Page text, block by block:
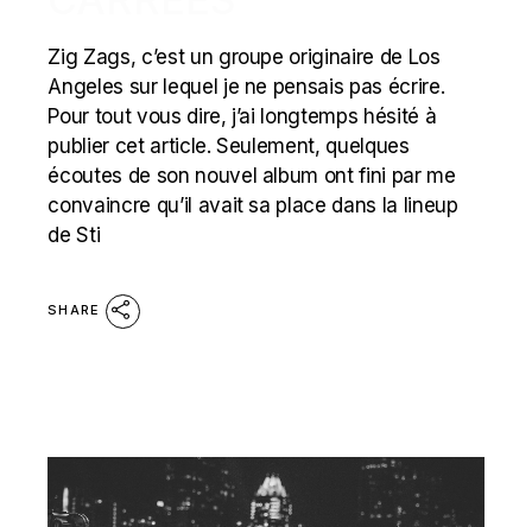
Zig Zags, c’est un groupe originaire de Los
Angeles sur lequel je ne pensais pas écrire.
Pour tout vous dire, j’ai longtemps hésité à
publier cet article. Seulement, quelques
écoutes de son nouvel album ont fini par me
convaincre qu’il avait sa place dans la lineup
de Sti
SHARE